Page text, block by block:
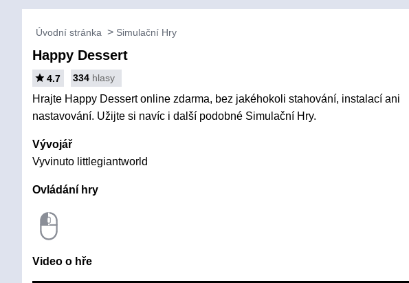
Úvodní stránka Simulační Hry
Happy Dessert
4.7 334 hlasy
Hrajte Happy Dessert online zdarma, bez jakéhokoli stahování, instalací ani
nastavování. Užijte si navíc i další podobné Simulační Hry.
Vývojář
Vyvinuto littlegiantworld
Ovládání hry
Video o hře